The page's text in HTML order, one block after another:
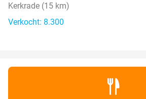
Kerkrade (15 km)
Verkocht: 8.300